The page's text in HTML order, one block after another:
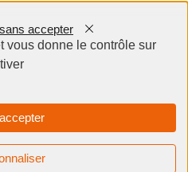
- Création site internet Dijon BWA
vous donne le contrôle sur
accepter